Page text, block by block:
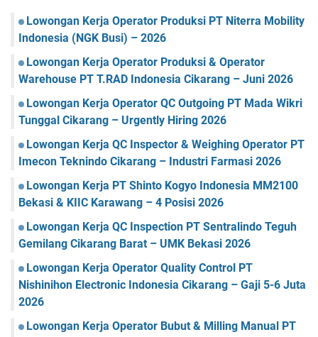
Lowongan Kerja Operator Produksi PT Niterra Mobility
Indonesia (NGK Busi) – 2026
Lowongan Kerja Operator Produksi & Operator
Warehouse PT T.RAD Indonesia Cikarang – Juni 2026
Lowongan Kerja Operator QC Outgoing PT Mada Wikri
Tunggal Cikarang – Urgently Hiring 2026
Lowongan Kerja QC Inspector & Weighing Operator PT
Imecon Teknindo Cikarang – Industri Farmasi 2026
Lowongan Kerja PT Shinto Kogyo Indonesia MM2100
Bekasi & KIIC Karawang – 4 Posisi 2026
Lowongan Kerja QC Inspection PT Sentralindo Teguh
Gemilang Cikarang Barat – UMK Bekasi 2026
Lowongan Kerja Operator Quality Control PT
Nishinihon Electronic Indonesia Cikarang – Gaji 5-6 Juta
2026
Lowongan Kerja Operator Bubut & Milling Manual PT